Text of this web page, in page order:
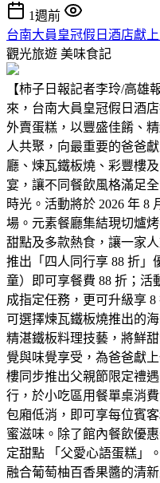
1週前
台南大員皇冠假日酒店獻
觀光旅遊 美味食記
【柿子日報記者李玲/高雄
來，台南大員皇冠假日酒
外賣蛋糕，以豐盛佳餚、
人共聚，向最重要的爸爸
廳、煉瓦鐵板燒、彩豐樓
宴，讓不同餐飲風格滿足
時光。活動將於 2026 年 8
場。元素餐廳集結現切爐
甜點及多款熱食，讓一家
推出「四人同行享 88 折」
童）即可享餐費 88 折；活
成指定任務，更可升級享
可選擇煉瓦鐵板燒推出的
精湛鐵板料理技藝，將鮮
覺與味覺享受，為爸爸獻
樓同步推出父親節限定禮
行，於小吃區用餐單桌消
包廂低消，即可享每位賓
蜜滋味。除了館內餐飲優
定甜點 「父愛心語蛋糕」
融合葡萄柚百香果醬的清